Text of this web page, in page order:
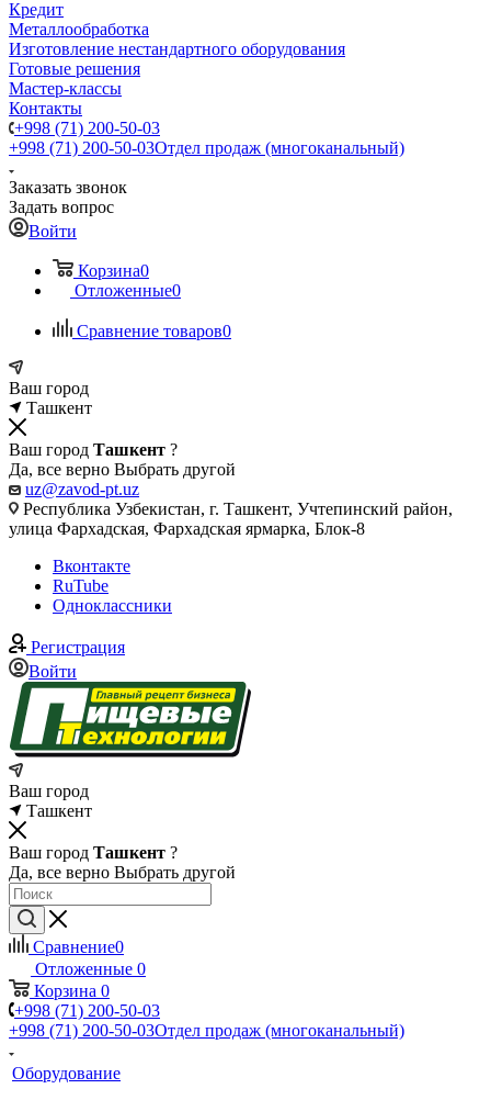
Кредит
Металлообработка
Изготовление нестандартного оборудования
Готовые решения
Мастер-классы
Контакты
+998 (71) 200-50-03
+998 (71) 200-50-03Отдел продаж (многоканальный)
Заказать звонок
Задать вопрос
Войти
Корзина0
Отложенные0
Сравнение товаров0
Ваш город
Ташкент
Ваш город Ташкент ?
Да, все верно Выбрать другой
uz@zavod-pt.uz
Республика Узбекистан, г. Ташкент, Учтепинский район,
улица Фархадская, Фархадская ярмарка, Блок-8
Вконтакте
RuTube
Одноклассники
Регистрация
Войти
Ваш город
Ташкент
Ваш город Ташкент ?
Да, все верно Выбрать другой
Сравнение0
Отложенные 0
Корзина 0
+998 (71) 200-50-03
+998 (71) 200-50-03Отдел продаж (многоканальный)
Оборудование